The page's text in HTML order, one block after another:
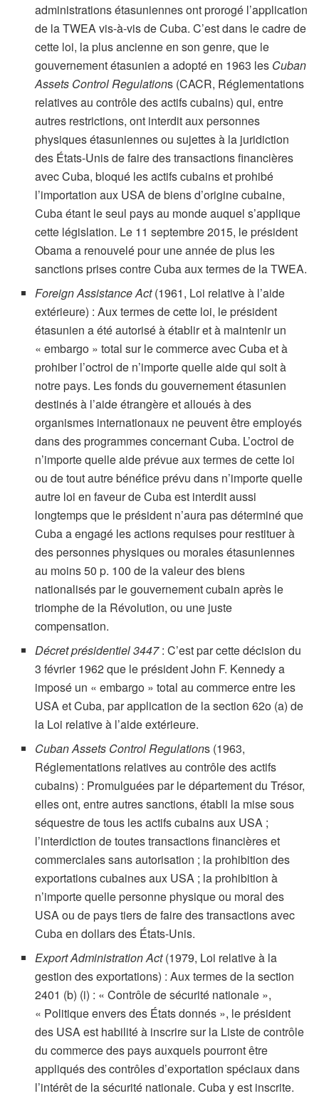
administrations étasuniennes ont prorogé l’application
de la TWEA vis-à-vis de Cuba. C’est dans le cadre de
cette loi, la plus ancienne en son genre, que le
gouvernement étasunien a adopté en 1963 les Cuban
Assets Control Regulations (CACR, Réglementations
relatives au contrôle des actifs cubains) qui, entre
autres restrictions, ont interdit aux personnes
physiques étasuniennes ou sujettes à la juridiction
des États-Unis de faire des transactions financières
avec Cuba, bloqué les actifs cubains et prohibé
l’importation aux USA de biens d’origine cubaine,
Cuba étant le seul pays au monde auquel s’applique
cette législation. Le 11 septembre 2015, le président
Obama a renouvelé pour une année de plus les
sanctions prises contre Cuba aux termes de la TWEA.
Foreign Assistance Act(1961, Loi relative à l’aide
extérieure) : Aux termes de cette loi, le président
étasunien a été autorisé à établir et à maintenir un
« embargo » total sur le commerce avec Cuba et à
prohiber l’octroi de n’importe quelle aide qui soit à
notre pays. Les fonds du gouvernement étasunien
destinés à l’aide étrangère et alloués à des
organismes internationaux ne peuvent être employés
dans des programmes concernant Cuba. L’octroi de
n’importe quelle aide prévue aux termes de cette loi
ou de tout autre bénéfice prévu dans n’importe quelle
autre loi en faveur de Cuba est interdit aussi
longtemps que le président n’aura pas déterminé que
Cuba a engagé les actions requises pour restituer à
des personnes physiques ou morales étasuniennes
au moins 50 p. 100 de la valeur des biens
nationalisés par le gouvernement cubain après le
triomphe de la Révolution, ou une juste
compensation.
Décret présidentiel 3447: C’est par cette décision du
3 février 1962 que le président John F. Kennedy a
imposé un « embargo » total au commerce entre les
USA et Cuba, par application de la section 62o (a) de
la Loi relative à l’aide extérieure.
Cuban Assets Control Regulations (1963,
Réglementations relatives au contrôle des actifs
cubains) : Promulguées par le département du Trésor,
elles ont, entre autres sanctions, établi la mise sous
séquestre de tous les actifs cubains aux USA ;
l’interdiction de toutes transactions financières et
commerciales sans autorisation ; la prohibition des
exportations cubaines aux USA ; la prohibition à
n’importe quelle personne physique ou moral des
USA ou de pays tiers de faire des transactions avec
Cuba en dollars des États-Unis.
Export Administration Act(1979, Loi relative à la
gestion des exportations) : Aux termes de la section
2401 (b) (i) : « Contrôle de sécurité nationale »,
« Politique envers des États donnés », le président
des USA est habilité à inscrire sur la Liste de contrôle
du commerce des pays auxquels pourront être
appliqués des contrôles d’exportation spéciaux dans
l’intérêt de la sécurité nationale. Cuba y est inscrite.